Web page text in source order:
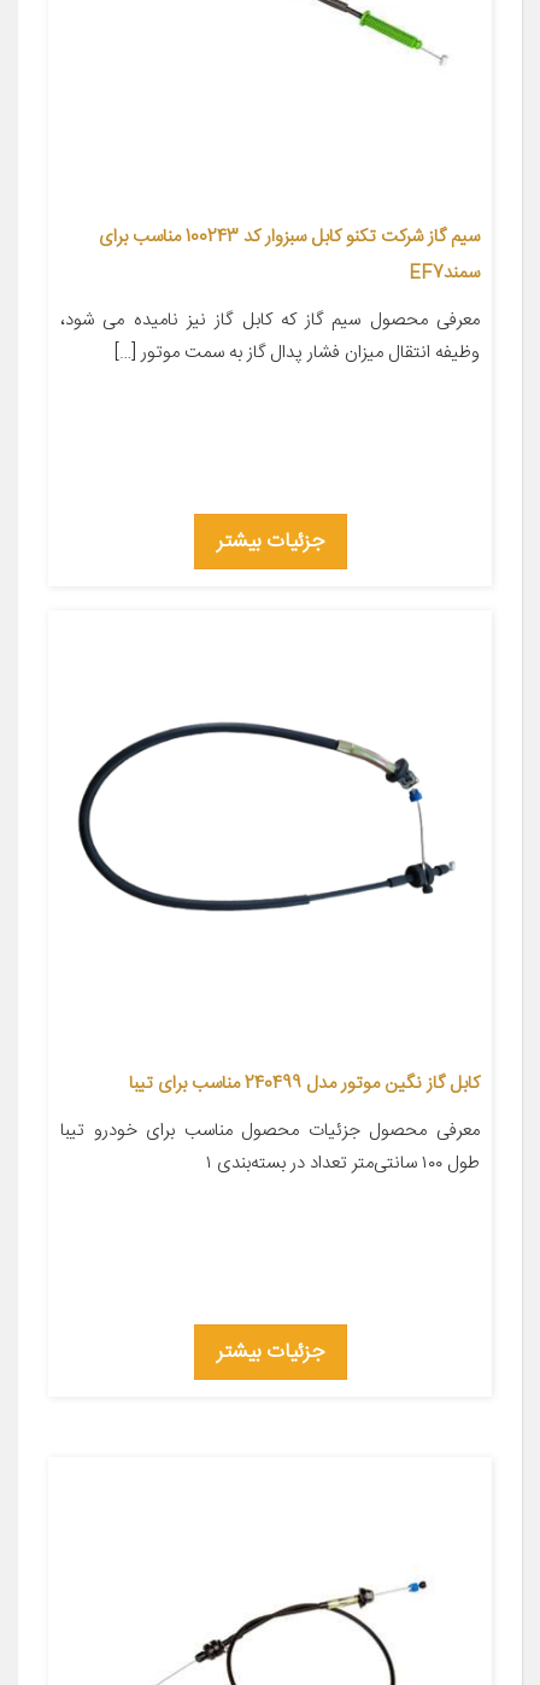
سیم گاز شرکت تکنو کابل سبزوار کد 100243 مناسب برای
سمندEF7
معرفی محصول سیم گاز که کابل گاز نیز نامیده می شود،
وظیفه انتقال میزان فشار پدال گاز به سمت موتور […]
جزئیات بیشتر
کابل گاز نگین موتور مدل 240499 مناسب برای تیبا
معرفی محصول جزئیات محصول مناسب برای خودرو تیبا
طول ۱۰۰ سانتی‌متر تعداد در بسته‌بندی ۱
جزئیات بیشتر